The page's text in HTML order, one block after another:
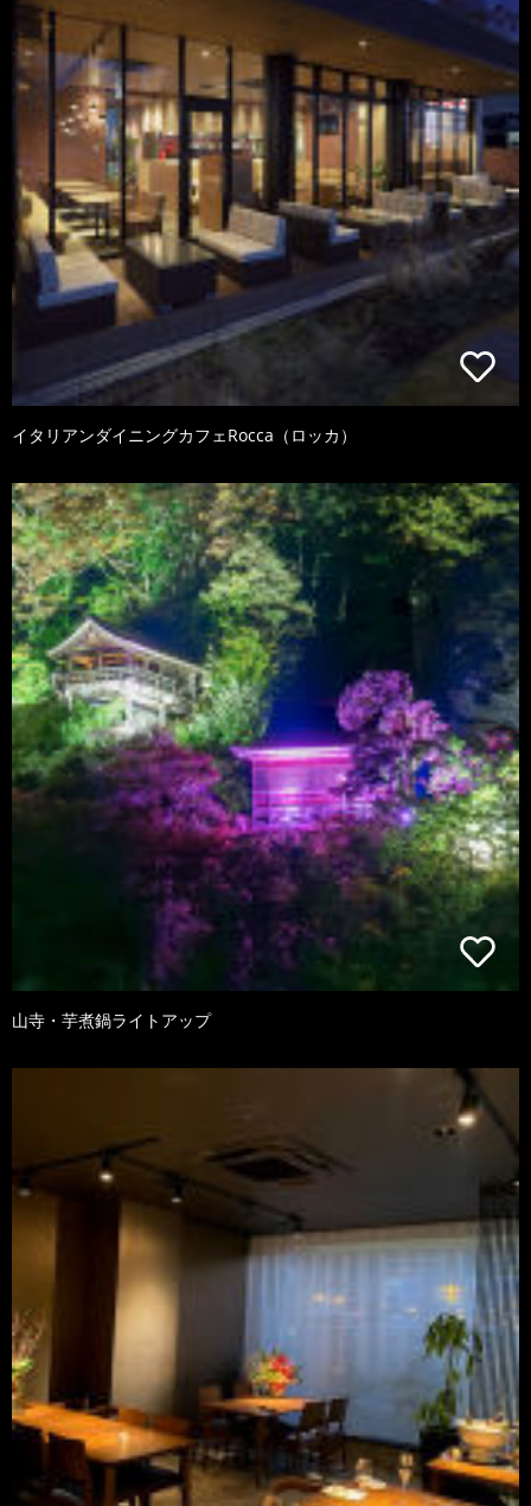
イタリアンダイニングカフェRocca（ロッカ）
山寺・芋煮鍋ライトアップ